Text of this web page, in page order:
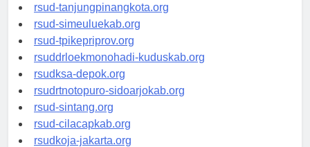
rsud-tanjungpinangkota.org
rsud-simeuluekab.org
rsud-tpikepriprov.org
rsuddrloekmonohadi-kuduskab.org
rsudksa-depok.org
rsudrtnotopuro-sidoarjokab.org
rsud-sintang.org
rsud-cilacapkab.org
rsudkoja-jakarta.org